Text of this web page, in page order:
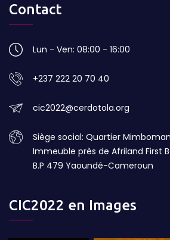
Contact
Lun - Ven: 08:00 - 16:00
+237 222 20 70 40
cic2022@cerdotola.org
Siège social: Quartier
Immeuble près de Afriland First
B.P 479 Yaoundé-Cameroun
CIC2022 en Images